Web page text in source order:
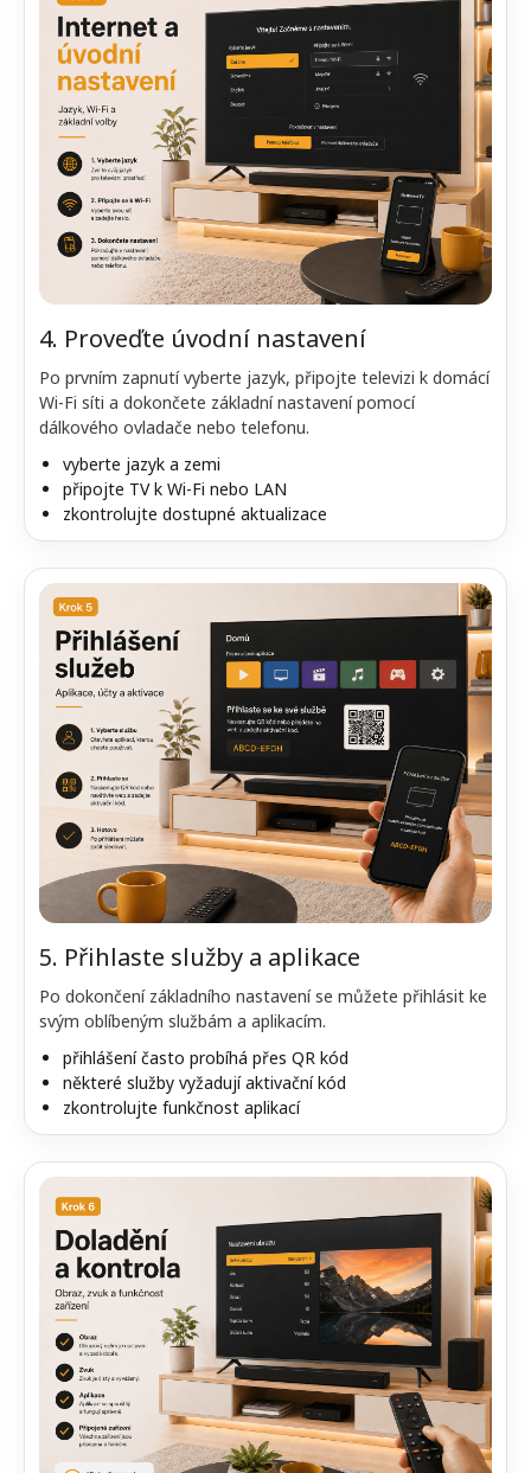
4. Proveďte úvodní nastavení
Po prvním zapnutí vyberte jazyk, připojte televizi k domácí
Wi-Fi síti a dokončete základní nastavení pomocí
dálkového ovladače nebo telefonu.
vyberte jazyk a zemi
připojte TV k Wi-Fi nebo LAN
zkontrolujte dostupné aktualizace
5. Přihlaste služby a aplikace
Po dokončení základního nastavení se můžete přihlásit ke
svým oblíbeným službám a aplikacím.
přihlášení často probíhá přes QR kód
některé služby vyžadují aktivační kód
zkontrolujte funkčnost aplikací